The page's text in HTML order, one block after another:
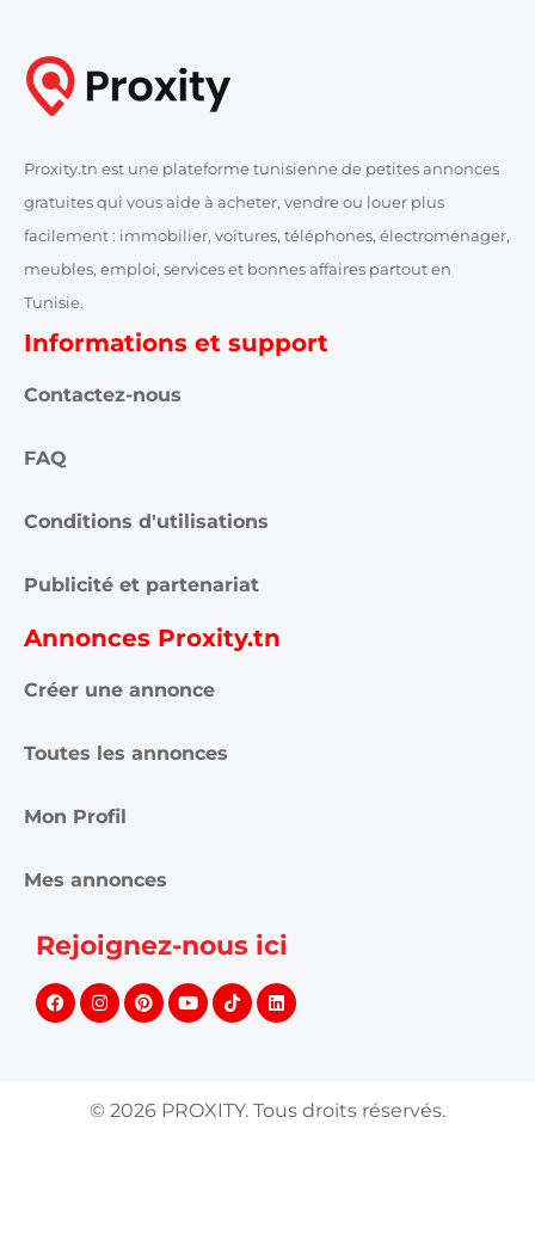
Proxity.tn est une plateforme tunisienne de petites annonces
gratuites qui vous aide à acheter, vendre ou louer plus
facilement : immobilier, voitures, téléphones, électroménager,
meubles, emploi, services et bonnes affaires partout en
Tunisie.
Informations et support
Contactez-nous
FAQ
Conditions d'utilisations
Publicité et partenariat
Annonces Proxity.tn
Créer une annonce
Toutes les annonces
Mon Profil
Mes annonces
Rejoignez-nous ici
© 2026 PROXITY. Tous droits réservés.